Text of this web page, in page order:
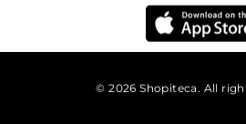
© 2026 Shopiteca. All